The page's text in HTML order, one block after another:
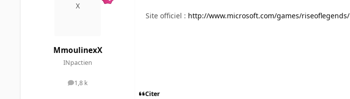
MmoulinexX
INpactien
1,8 k
messages
Site officiel : http://www.microsoft.com/games/riseoflegends/
Citer